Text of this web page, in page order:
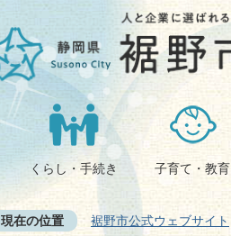
くらし・手続き 子育て・教育
現在の位置 裾野市公式ウェブサイト